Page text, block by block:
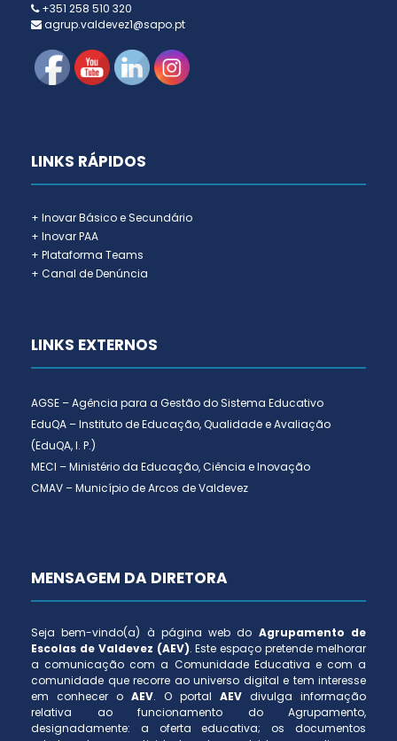
+351 258 510 320
agrup.valdevez1@sapo.pt
LINKS RÁPIDOS
+ Inovar Básico e Secundário
+ Inovar PAA
+ Plataforma Teams
+ Canal de Denúncia
LINKS EXTERNOS
AGSE – Agência para a Gestão do Sistema Educativo
EduQA – Instituto de Educação, Qualidade e Avaliação
(EduQA, I. P.)
MECI – Ministério da Educação, Ciência e Inovação
CMAV – Município de Arcos de Valdevez
MENSAGEM DA DIRETORA
Seja bem-vindo(a) à página web do Agrupamento de
Escolas de Valdevez (AEV). Este espaço pretende melhorar
a comunicação com a Comunidade Educativa e com a
comunidade que recorre ao universo digital e tem interesse
em conhecer o AEV. O portal AEV divulga informação
relativa ao funcionamento do Agrupamento,
designadamente: a oferta educativa; os documentos